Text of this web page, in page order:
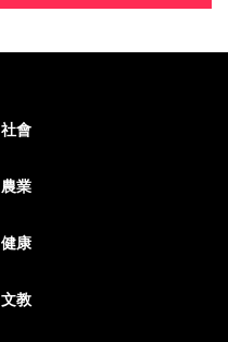
社會
農業
健康
文教